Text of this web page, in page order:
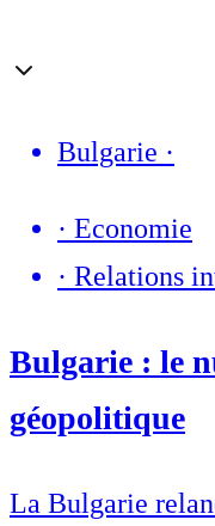
Bulgarie ·
· Economie
· Relations
Bulgarie : le
géopolitique
La Bulgarie